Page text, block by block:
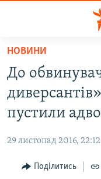
Перейти
основного
матеріалу
Перейти
до
основної
Перейти
НОВИНИ
ВОДА.КРИМ
ВІДЕО ТА ФОТО
БЛОГИ
ПОГЛЯД
НОВИНИ
До
пустили
29 листопад 2016, 22:12
Поділитись